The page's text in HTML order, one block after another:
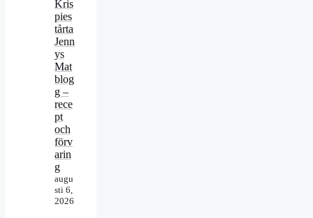
Kris
pies
tårta
Jenn
ys
Mat
blog
g –
rece
pt
och
förv
arin
g
augu
sti 6,
2026